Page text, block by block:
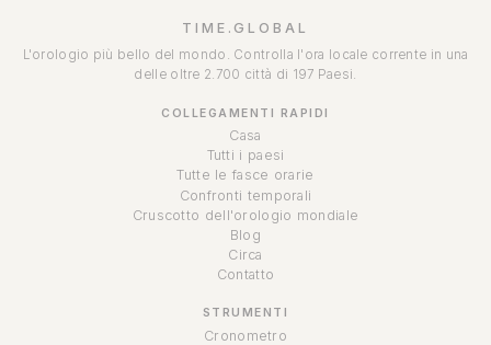
TIME.GLOBAL
L'orologio più bello del mondo. Controlla l'ora locale corrente in una
delle oltre 2.700 città di 197 Paesi.
COLLEGAMENTI RAPIDI
Casa
Tutti i paesi
Tutte le fasce orarie
Confronti temporali
Cruscotto dell'orologio mondiale
Blog
Circa
Contatto
STRUMENTI
Cronometro